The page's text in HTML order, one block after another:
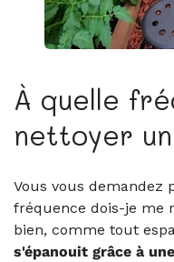
À quelle
nettoyer
Vous vous demandez
fréquence dois-je me
bien, comme tout
s'épanouit grâce à